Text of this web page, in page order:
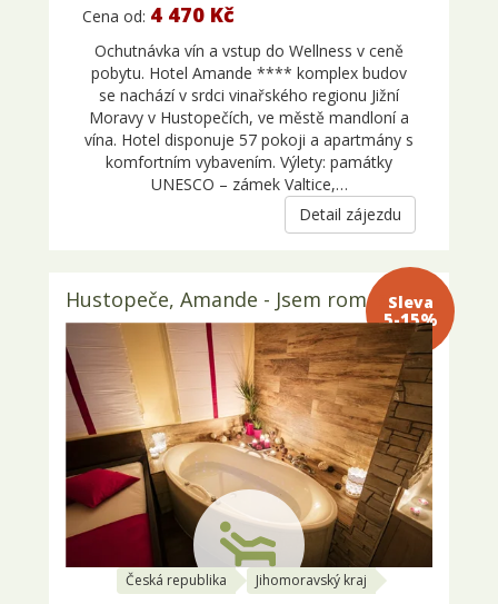
Cena od: 4 470 Kč
Ochutnávka vín a vstup do Wellness v ceně
pobytu. Hotel Amande **** komplex budov
se nachází v srdci vinařského regionu Jižní
Moravy v Hustopečích, ve městě mandloní a
vína. Hotel disponuje 57 pokoji a apartmány s
komfortním vybavením. Výlety: památky
UNESCO – zámek Valtice,…
Detail zájezdu
Sleva 5-
15%
Hustopeče, Amande - Jsem romantik
Česká republika Jihomoravský kraj